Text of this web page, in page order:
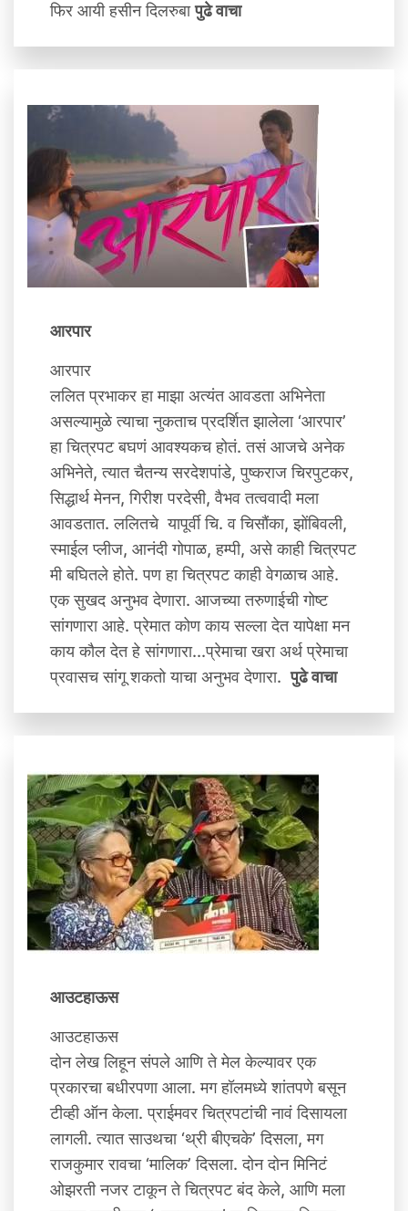
फिर आयी हसीन दिलरुबापुढे वाचा
आरपार
आरपार
ललित प्रभाकर हा माझा अत्यंत आवडता अभिनेता
असल्यामुळे त्याचा नुकताच प्रदर्शित झालेला ‘आरपार’
हा चित्रपट बघणं आवश्यकच होतं. तसं आजचे अनेक
अभिनेते, त्यात चैतन्य सरदेशपांडे, पुष्कराज चिरपुटकर,
सिद्धार्थ मेनन, गिरीश परदेसी, वैभव तत्ववादी मला
आवडतात. ललितचे यापूर्वी चि. व चिसौंका, झोंबिवली,
स्माईल प्लीज, आनंदी गोपाळ, हम्पी, असे काही चित्रपट
मी बघितले होते. पण हा चित्रपट काही वेगळाच आहे.
एक सुखद अनुभव देणारा. आजच्या तरुणाईची गोष्ट
सांगणारा आहे. प्रेमात कोण काय सल्ला देत यापेक्षा मन
काय कौल देत हे सांगणारा...प्रेमाचा खरा अर्थ प्रेमाचा
प्रवासच सांगू शकतो याचा अनुभव देणारा.पुढे वाचा
आउटहाऊस
आउटहाऊस
दोन लेख लिहून संपले आणि ते मेल केल्यावर एक
प्रकारचा बधीरपणा आला. मग हॉलमध्ये शांतपणे बसून
टीव्‍ही ऑन केला. प्राईमवर चित्रपटांची नावं दिसायला
लागली. त्यात साउथचा ‘थ्री बीएचके’ दिसला, मग
राजकुमार रावचा ‘मालिक’ दिसला. दोन दोन मिनिटं
ओझरती नजर टाकून ते चित्रपट बंद केले, आणि मला